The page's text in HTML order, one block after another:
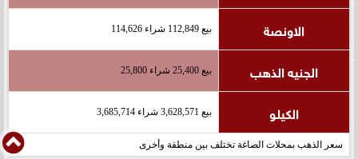
الاونصة بيع 112,849 شراء 114,626
الجنيه الذهب بيع 25,400 شراء 25,800
الكيلو بيع 3,628,571 شراء 3,685,714
سعر الذهب بمحلات الصاغة تختلف بين منطقة وأخرى